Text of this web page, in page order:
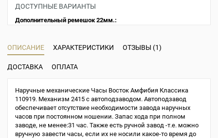
ДОСТУПНЫЕ ВАРИАНТЫ
Дополнительный ремешок 22мм.:
ОПИСАНИЕ ХАРАКТЕРИСТИКИ ОТЗЫВЫ (1)
ДОСТАВКА ОПЛАТА
Наручные механические Часы Восток Амфибия Классика
110919. Механизм 2415 с автоподзаводом. Автоподзавод
обеспечивает отсутствие необходимости завода наручных
часов при постоянном ношении. Запас хода при полном
заводе, не менее:31 час. Также есть ручной завод -т.е. можно
вручную завести часы, если их не носили какое-то время до